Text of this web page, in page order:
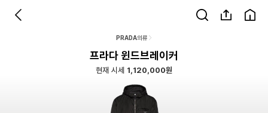
PRADA의류
프라다 윈드브레이커
현재 시세 1,120,000원